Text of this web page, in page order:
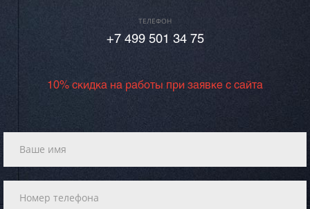
ТЕЛЕФОН
+7 499 501 34 75
10% скидка на работы при заявке с сайта